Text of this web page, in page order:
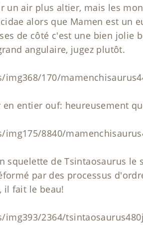
un air plus altier, mais les
alors que Mamen est un
de côté c'est une bien jolie
angulaire, jugez plutôt.
170/
entier ouf: heureusement
8840/
squelette de Tsintaosaurus
par des processus
il fait le beau!
img393/2364/